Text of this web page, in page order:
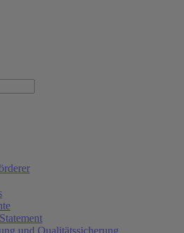
und Qualitätssicherung